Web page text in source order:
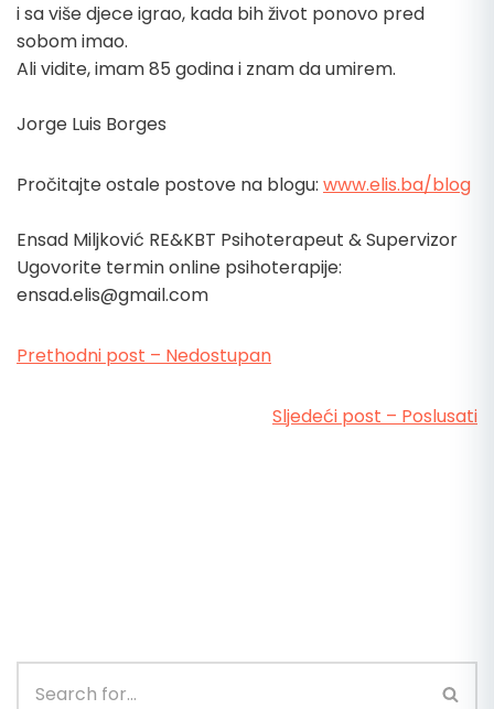
i sa više djece igrao, kada bih život ponovo pred
sobom imao.
Ali vidite, imam 85 godina i znam da umirem.
Jorge Luis Borges
Pročitajte ostale postove na blogu: www.elis.ba/blog
Ensad Miljković RE&KBT Psihoterapeut & Supervizor
Ugovorite termin online psihoterapije:
ensad.elis@gmail.com
Prethodni post – Nedostupan
Sljedeći post – Poslusati